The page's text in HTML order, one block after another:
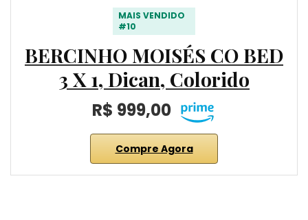
MAIS VENDIDO
#10
BERCINHO MOISÉS CO BED
3 X 1, Dican, Colorido
R$ 999,00
Compre Agora